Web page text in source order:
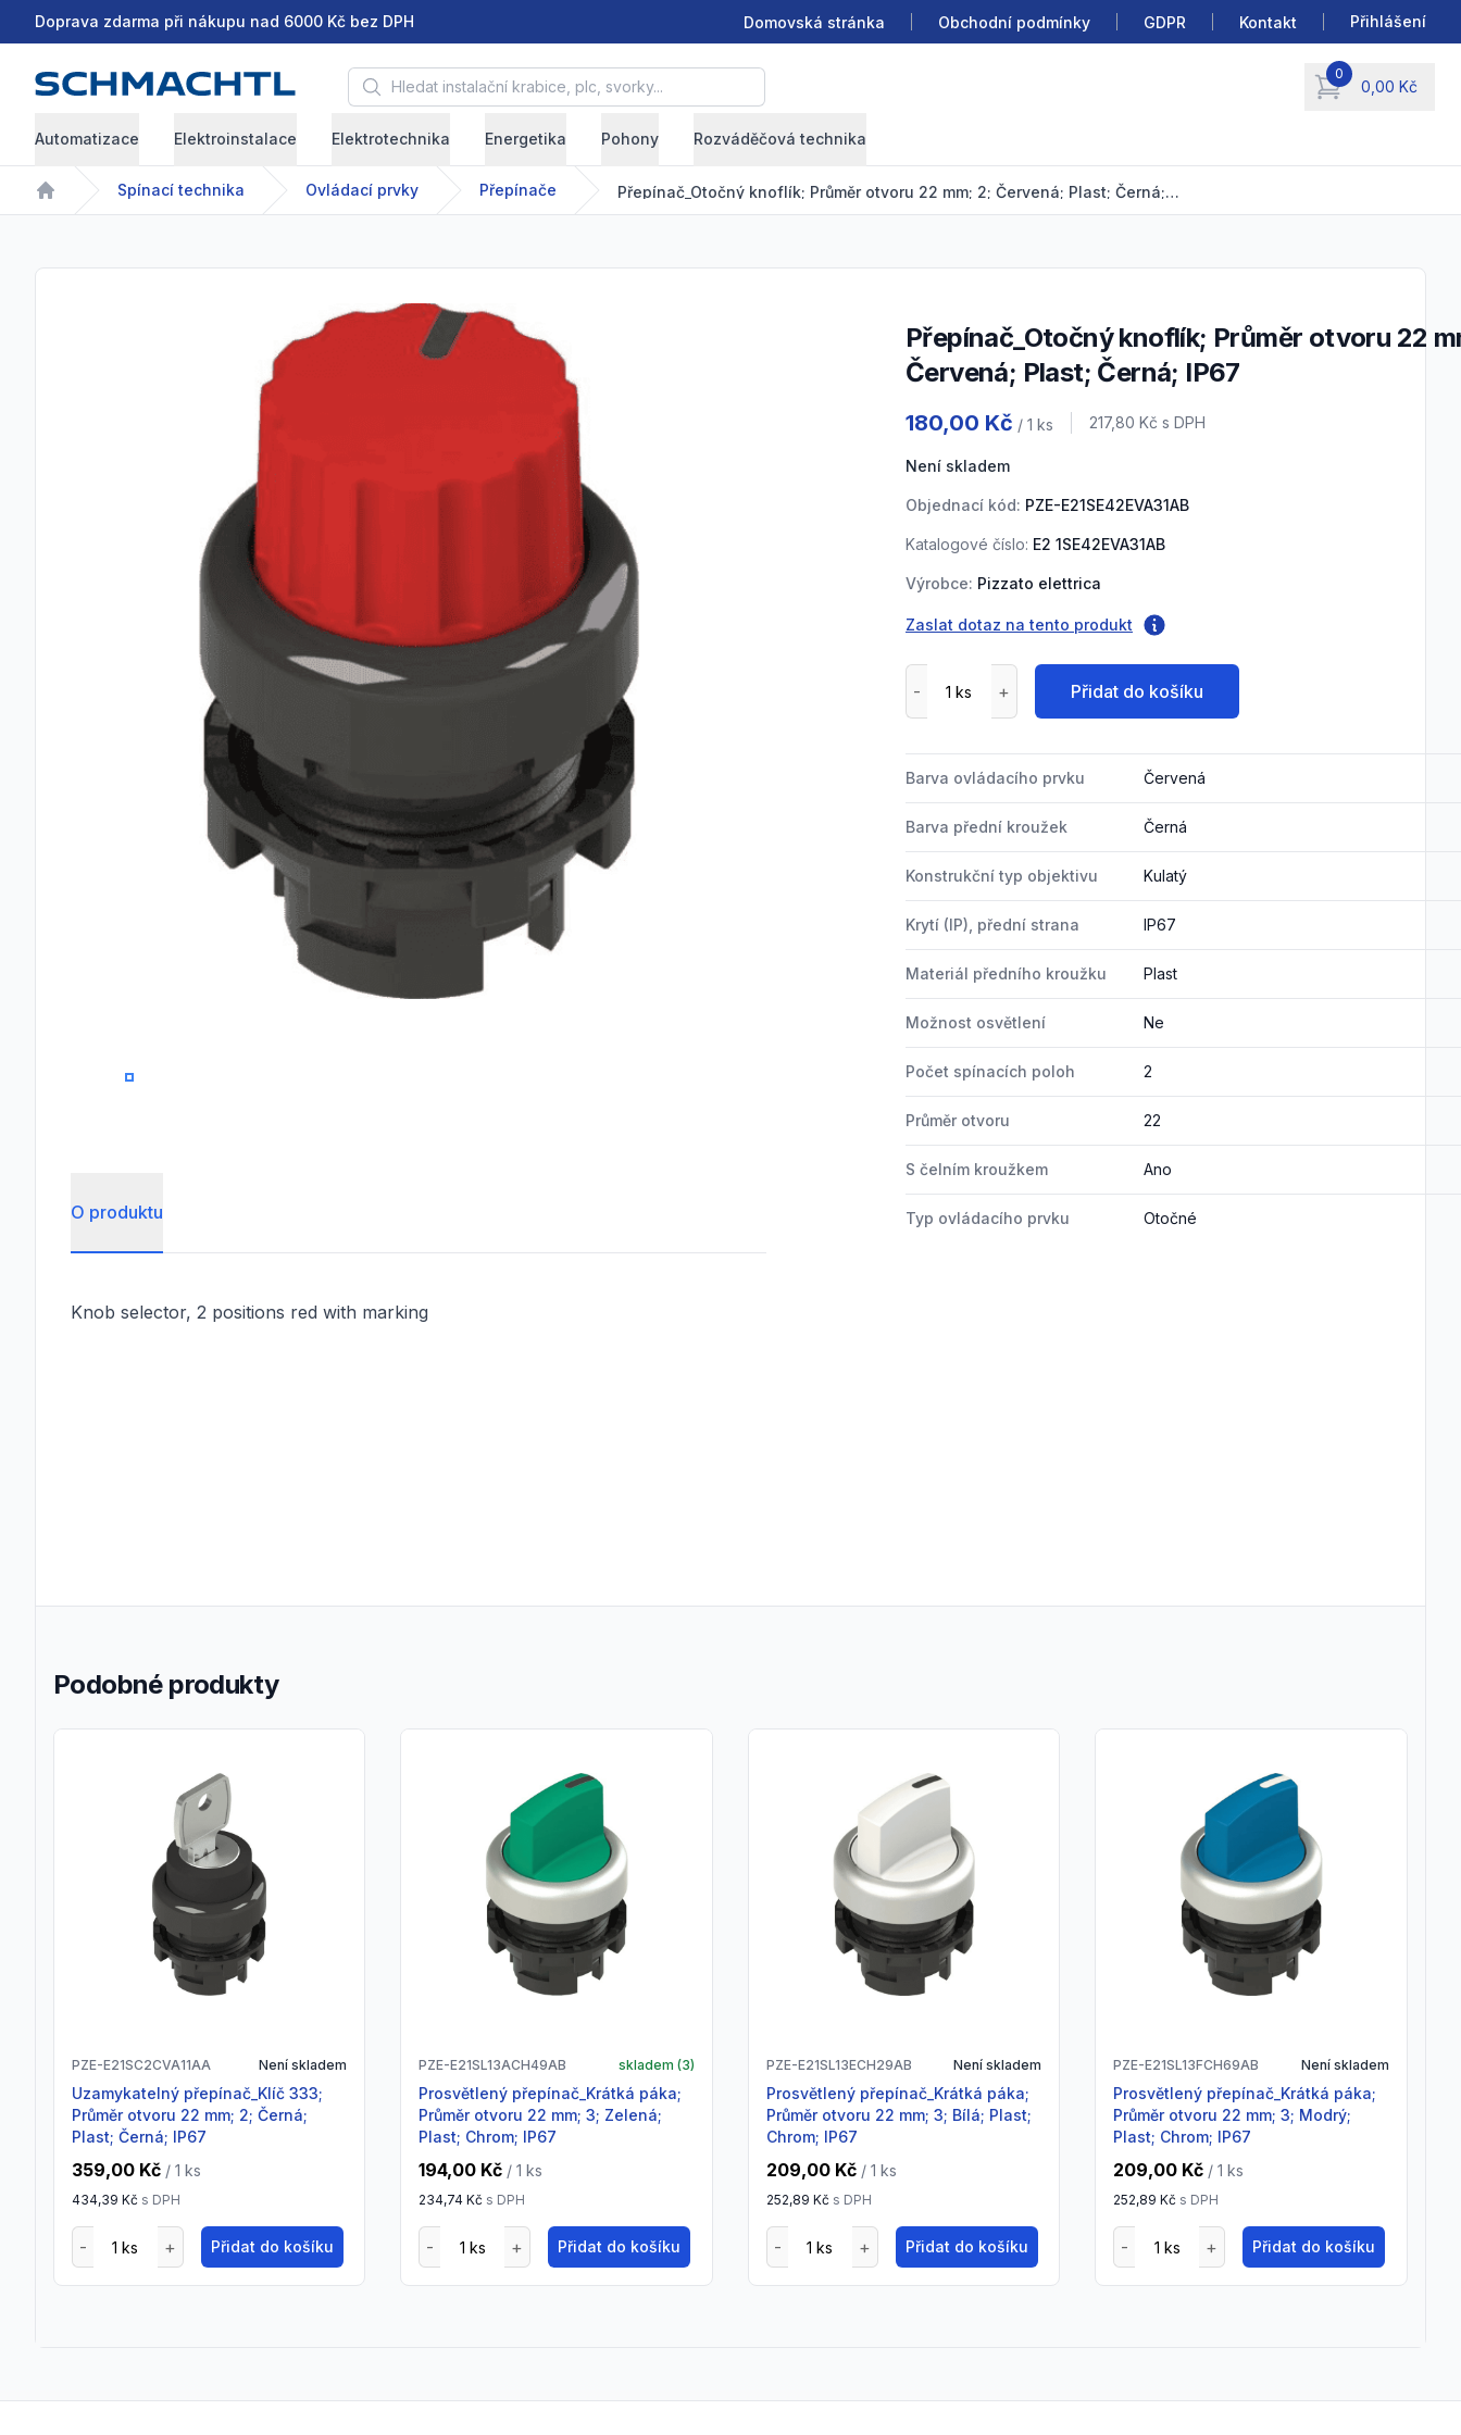
Doprava zdarma při nákupu nad 6000 Kč bez DPH Domovská stránka Obchodní podmínky GDPR Kontakt Přihlášení
Hledat instalační krabice, plc, svorky... 0
0,00 Kč
items in cart, view
Automatizace Elektroinstalace Elektrotechnika Energetika Pohony Rozváděčová technika
Home
Spínací technika Ovládací prvky Přepínače Přepínač_Otočný knoflík; Průměr otvoru 22 mm; 2; Červená; Plast; Černá; IP67
0
Přepínač_Otočný knoflík; Průměr otvoru 22 mm; 2;
Červená; Plast; Černá; IP67
180,00 Kč / 1 ks Cena s DPH
217,80 Kč s DPH
Není skladem
Objednací kód: PZE-E21SE42EVA31AB
Katalogové číslo: E2 1SE42EVA31AB
Výrobce: Pizzato elettrica
Zaslat dotaz na tento produkt
Přidat do košíku
Barva ovládacího prvku Červená
Barva přední kroužek Černá
Konstrukční typ objektivu Kulatý
Krytí (IP), přední strana IP67
Materiál předního kroužku Plast
Možnost osvětlení Ne
Počet spínacích poloh 2
Průměr otvoru 22
S čelním kroužkem Ano
Typ ovládacího prvku Otočné
O produktu
Knob selector, 2 positions red with marking
Podobné produkty
PZE-E21SC2CVA11AA Není skladem
Uzamykatelný přepínač_Klíč 333;
Průměr otvoru 22 mm; 2; Černá;
Plast; Černá; IP67
359,00 Kč / 1 ks
434,39 Kč s DPH
Přidat do košíku
PZE-E21SL13ACH49AB skladem (3)
Prosvětlený přepínač_Krátká páka;
Průměr otvoru 22 mm; 3; Zelená;
Plast; Chrom; IP67
194,00 Kč / 1 ks
234,74 Kč s DPH
Přidat do košíku
PZE-E21SL13ECH29AB Není skladem
Prosvětlený přepínač_Krátká páka;
Průměr otvoru 22 mm; 3; Bílá; Plast;
Chrom; IP67
209,00 Kč / 1 ks
252,89 Kč s DPH
Přidat do košíku
PZE-E21SL13FCH69AB Není skladem
Prosvětlený přepínač_Krátká páka;
Průměr otvoru 22 mm; 3; Modrý;
Plast; Chrom; IP67
209,00 Kč / 1 ks
252,89 Kč s DPH
Přidat do košíku